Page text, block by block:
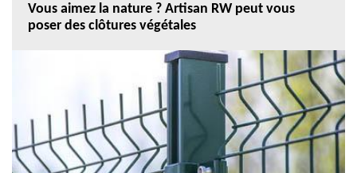
Vous aimez la nature ? Artisan RW peut vous
poser des clôtures végétales